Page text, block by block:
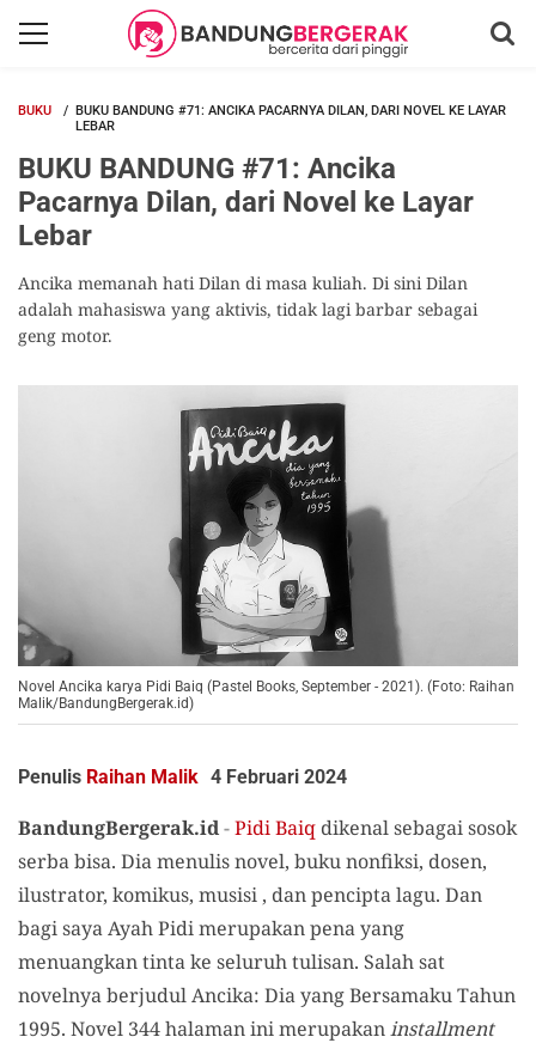
BUKU
BUKU BANDUNG #71: ANCIKA PACARNYA DILAN, DARI NOVEL KE LAYAR
LEBAR
BUKU BANDUNG #71: Ancika
Pacarnya Dilan, dari Novel ke Layar
Lebar
Ancika memanah hati Dilan di masa kuliah. Di sini Dilan
adalah mahasiswa yang aktivis, tidak lagi barbar sebagai
geng motor.
Novel Ancika karya Pidi Baiq (Pastel Books, September - 2021). (Foto: Raihan
Malik/BandungBergerak.id)
Penulis Raihan Malik 4 Februari 2024
BandungBergerak.id-Pidi Baiq dikenal sebagai sosok
serba bisa. Dia menulis novel, buku nonfiksi, dosen,
ilustrator, komikus, musisi , dan pencipta lagu. Dan
bagi saya Ayah Pidi merupakan pena yang
menuangkan tinta ke seluruh tulisan. Salah sat
novelnya berjudul Ancika: Dia yang Bersamaku Tahun
1995. Novel 344 halaman ini merupakaninstallment